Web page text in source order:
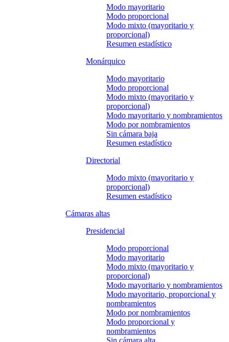
Modo mayoritario
Modo proporcional
Modo mixto (mayoritario y
proporcional)
Resumen estadístico
Monárquico
Modo mayoritario
Modo proporcional
Modo mixto (mayoritario y
proporcional)
Modo mayoritario y nombramientos
Modo por nombramientos
Sin cámara baja
Resumen estadístico
Directorial
Modo mixto (mayoritario y
proporcional)
Resumen estadístico
Cámaras altas
Presidencial
Modo proporcional
Modo mayoritario
Modo mixto (mayoritario y
proporcional)
Modo mayoritario y nombramientos
Modo mayoritario, proporcional y
nombramientos
Modo por nombramientos
Modo proporcional y
nombramientos
Sin cámara alta